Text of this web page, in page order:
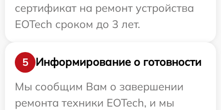
сертификат на ремонт устройства
EOTech сроком до 3 лет.
5
Информирование о готовности
Мы сообщим Вам о завершении
ремонта техники EOTech, и мы